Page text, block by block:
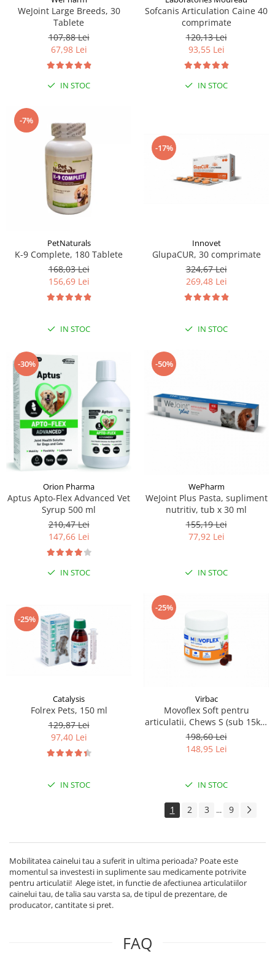
WeJoint Large Breeds, 30
Tablete
107,88 Lei
67,98 Lei
IN STOC
Sofcanis Articulation Caine 40
comprimate
120,13 Lei
93,55 Lei
IN STOC
-7%
PetNaturals
K-9 Complete, 180 Tablete
168,03 Lei
156,69 Lei
IN STOC
-17%
Innovet
GlupaCUR, 30 comprimate
324,67 Lei
269,48 Lei
IN STOC
-30%
Orion Pharma
Aptus Apto-Flex Advanced Vet
Syrup 500 ml
210,47 Lei
147,66 Lei
IN STOC
-50%
WePharm
WeJoint Plus Pasta, supliment
nutritiv, tub x 30 ml
155,19 Lei
77,92 Lei
IN STOC
-25%
Catalysis
Folrex Pets, 150 ml
129,87 Lei
97,40 Lei
IN STOC
-25%
Virbac
Movoflex Soft pentru
articulatii, Chews S (sub 15kg)
30 cpr
198,60 Lei
148,95 Lei
IN STOC
1 2 3 ... 9
Mobilitatea cainelui tau a suferit in ultima perioada? Poate este
momentul sa investesti in suplimente sau medicamente potrivite
pentru articulatii! Alege istet, in functie de afectiunea articulatiilor
cainelui tau, de talia sau varsta sa, de tipul de prezentare, de
producator, cantitate si pret.
FAQ